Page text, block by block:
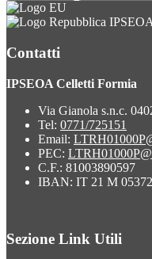
Contatti
IPSEOA Celletti Formia
Via Gianola s.n.c.
Tel: 0771/725151
Email:
PEC:
C.F.: 81003890597
IBAN: IT 21 M
Sezione Link Utili